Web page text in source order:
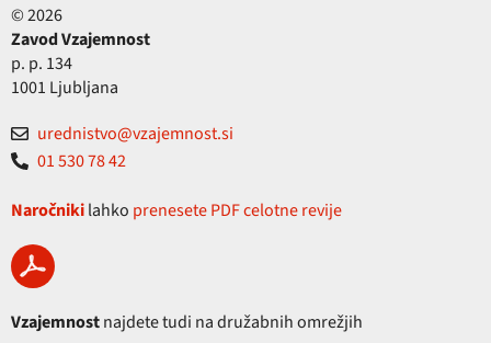
© 2026
Zavod Vzajemnost
p. p. 134
1001 Ljubljana
urednistvo@vzajemnost.si
01 530 78 42
Naročnikilahko prenesete PDF celotne revije
Vzajemnostnajdete tudi na družabnih omrežjih